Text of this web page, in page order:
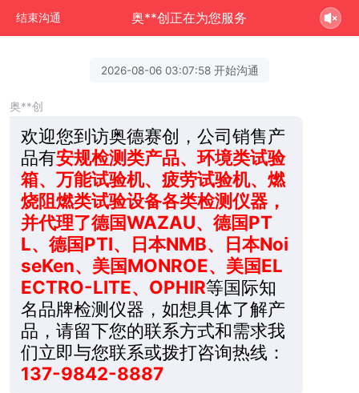
结束沟通 奥**创正在为您服务
2026-08-06 03:07:58 开始沟通
奥**创
欢迎您到访奥德赛创，公司销售产
品有安规检测类产品、环境类试验
箱、万能试验机、疲劳试验机、燃
烧阻燃类试验设备各类检测仪器，
并代理了德国WAZAU、德国PT
L、德国PTI、日本NMB、日本Noi
seKen、美国MONROE、美国EL
ECTRO-LITE、OPHIR等国际知
名品牌检测仪器，如想具体了解产
品，请留下您的联系方式和需求我
们立即与您联系或拨打咨询热线：
137-9842-8887